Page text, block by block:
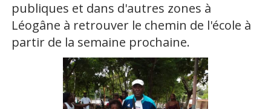
publiques et dans d'autres zones à
Léogâne à retrouver le chemin de l'école à
partir de la semaine prochaine.